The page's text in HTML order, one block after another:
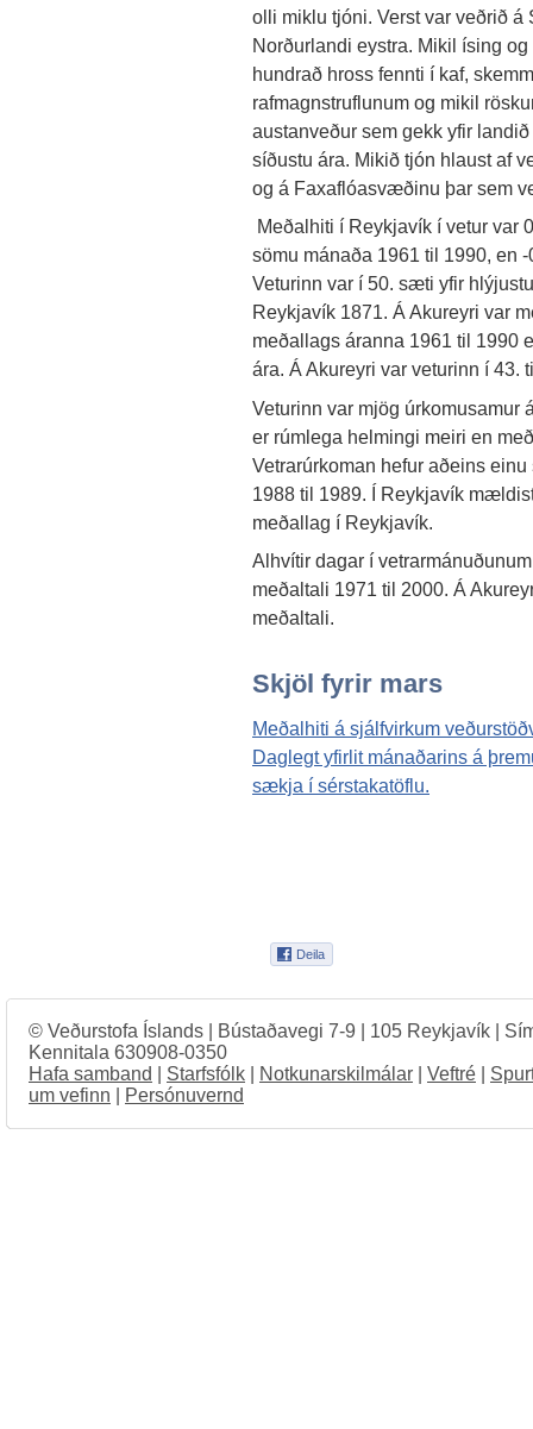
olli miklu tjóni. Verst var veðrið
Norðurlandi eystra. Mikil ísing
hundrað hross fennti í kaf,
rafmagnstruflunum og mikil
austanveður sem gekk yfir
síðustu ára. Mikið tjón hlaust af
og á Faxaflóasvæðinu þar sem
Meðalhiti í Reykjavík í vetur var
sömu mánaða 1961 til 1990, en
Veturinn var í 50. sæti yfir
Reykjavík 1871. Á Akureyri var
meðallags áranna 1961 til 1990
ára. Á Akureyri var veturinn í
Veturinn var mjög úrkomusamur
er rúmlega helmingi meiri en
Vetrarúrkoman hefur aðeins
1988 til 1989. Í Reykjavík
meðallag í Reykjavík.
Alhvítir dagar í
meðaltali 1971 til 2000. Á
meðaltali.
Skjöl fyrir mars
Meðalhiti á sjálfvirkum
Daglegt yfirlit mánaðarins á
sækja í sérstakatöflu.
© Veðurstofa Íslands | Bústaðavegi 7-9 | 105 Reykjavík |
Kennitala 630908-0350
Hafa samband
Starfsfólk Notkunarskilmálar Veftré
um vefinn
Persónuvernd